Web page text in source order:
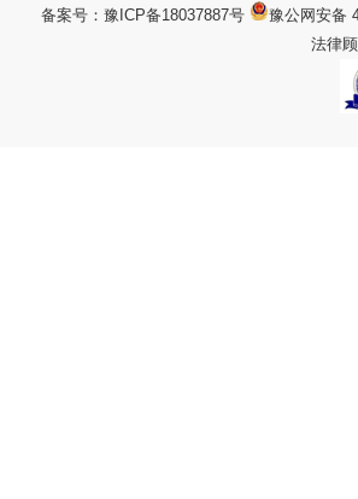
备案号： 豫ICP备18037887号
豫公网安备
法律